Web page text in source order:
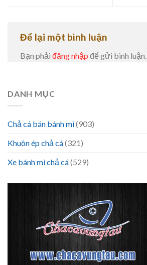
Để lại một bình luận
Bạn phải đăng nhập để gửi bình luận.
DANH MỤC
Chả cá bán bánh mì(903)
Khuôn ép chả cá(321)
Xe bánh mì chả cá(529)